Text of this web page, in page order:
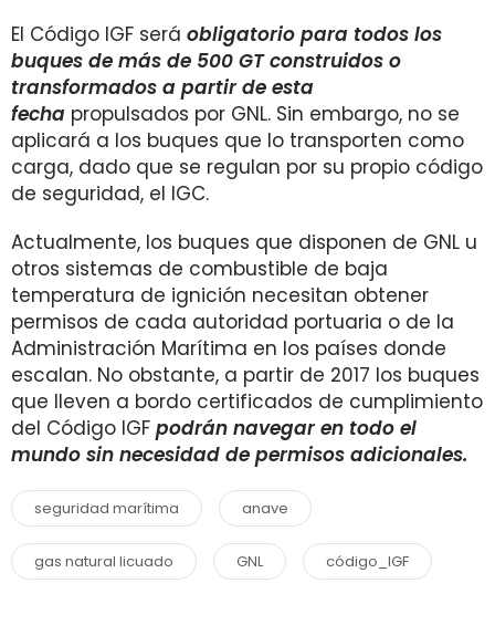
El Código IGF será obligatorio para todos los
buques de más de 500 GT construidos o
transformados a partir de esta
fecha propulsados por GNL. Sin embargo, no se
aplicará a los buques que lo transporten como
carga, dado que se regulan por su propio código
de seguridad, el IGC.
Actualmente, los buques que disponen de GNL u
otros sistemas de combustible de baja
temperatura de ignición necesitan obtener
permisos de cada autoridad portuaria o de la
Administración Marítima en los países donde
escalan. No obstante, a partir de 2017 los buques
que lleven a bordo certificados de cumplimiento
del Código IGF podrán navegar en todo el
mundo sin necesidad de permisos adicionales.
seguridad marítima anave
gas natural licuado GNL código_IGF